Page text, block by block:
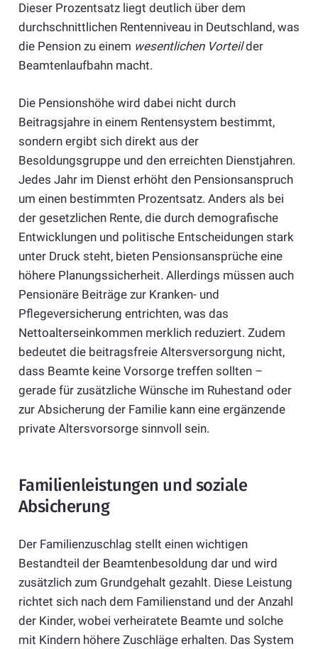
Dieser Prozentsatz liegt deutlich über dem
durchschnittlichen Rentenniveau in Deutschland, was
die Pension zu einem wesentlichen Vorteilder
Beamtenlaufbahn macht.
Die Pensionshöhe wird dabei nicht durch
Beitragsjahre in einem Rentensystem bestimmt,
sondern ergibt sich direkt aus der
Besoldungsgruppe und den erreichten Dienstjahren.
Jedes Jahr im Dienst erhöht den Pensionsanspruch
um einen bestimmten Prozentsatz. Anders als bei
der gesetzlichen Rente, die durch demografische
Entwicklungen und politische Entscheidungen stark
unter Druck steht, bieten Pensionsansprüche eine
höhere Planungssicherheit. Allerdings müssen auch
Pensionäre Beiträge zur Kranken- und
Pflegeversicherung entrichten, was das
Nettoalterseinkommen merklich reduziert. Zudem
bedeutet die beitragsfreie Altersversorgung nicht,
dass Beamte keine Vorsorge treffen sollten –
gerade für zusätzliche Wünsche im Ruhestand oder
zur Absicherung der Familie kann eine ergänzende
private Altersvorsorge sinnvoll sein.
Familienleistungen und soziale
Absicherung
Der Familienzuschlag stellt einen wichtigen
Bestandteil der Beamtenbesoldung dar und wird
zusätzlich zum Grundgehalt gezahlt. Diese Leistung
richtet sich nach dem Familienstand und der Anzahl
der Kinder, wobei verheiratete Beamte und solche
mit Kindern höhere Zuschläge erhalten. Das System